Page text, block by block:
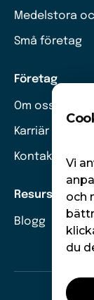
Medelstora
Små företag
Företag
Om oss
Karriär
Kontakt
Resurser
Blogg
Vi
och
du